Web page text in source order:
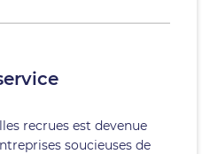
recrues est devenue
soucieuses de